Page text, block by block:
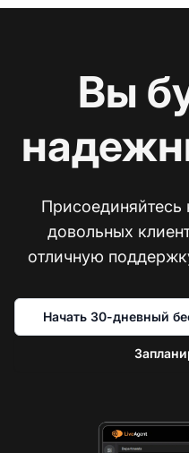
Вы
довольных
отличную
Начать 30-дневный